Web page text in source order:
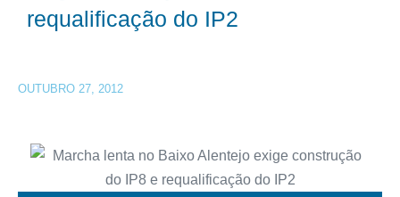
requalificação do IP2
OUTUBRO 27, 2012